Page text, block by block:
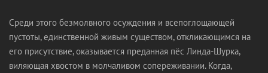
Среди этого безмолвного осуждения и всепоглощающей
пустоты, единственной живым существом, откликающимся на
его присутствие, оказывается преданная пёс Линда-Шурка,
виляющая хвостом в молчаливом сопереживании. Когда,